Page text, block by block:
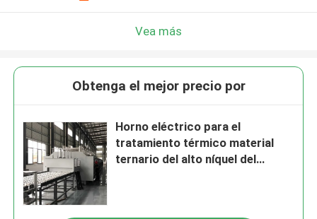
Vea más
Obtenga el mejor precio por
Horno eléctrico para el
tratamiento térmico material
ternario del alto níquel del